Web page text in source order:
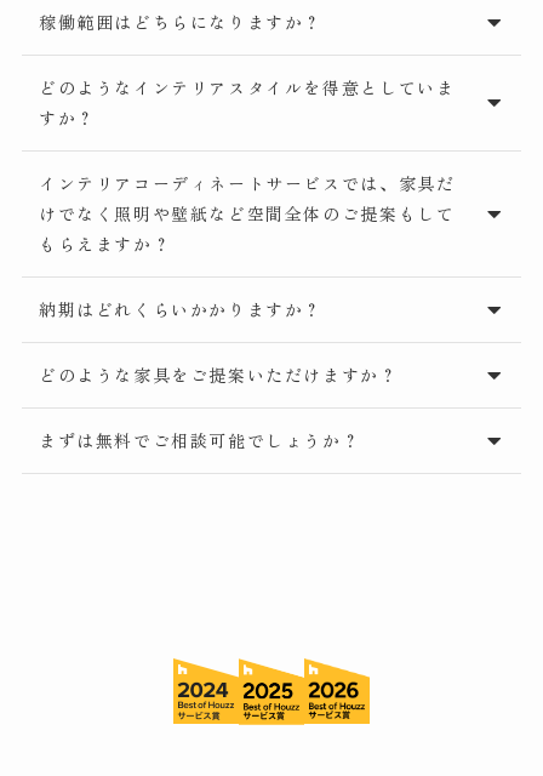
稼働範囲はどちらになりますか？
どのようなインテリアスタイルを得意としていま
すか？
インテリアコーディネートサービスでは、家具だ
けでなく照明や壁紙など空間全体のご提案もして
もらえますか？
納期はどれくらいかかりますか？
どのような家具をご提案いただけますか？
まずは無料でご相談可能でしょうか？